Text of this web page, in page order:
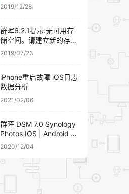
名伪装
2019/12/28
群晖6.2.1提示:无可用存
储空间。请建立新的存储
空间。群晖添加硬盘组
RAID详细教程
2019/07/23
iPhone重启故障 iOS日志
数据分析
2021/02/06
群晖 DSM 7.0 Synology
Photos IOS | Android 客
户端下载安装
2020/12/04